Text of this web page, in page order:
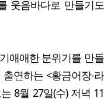
웃음바다로 만들기도
애애한 분위기를 만들
연하는 <황금어장-라
8월 27일(수) 저녁 11